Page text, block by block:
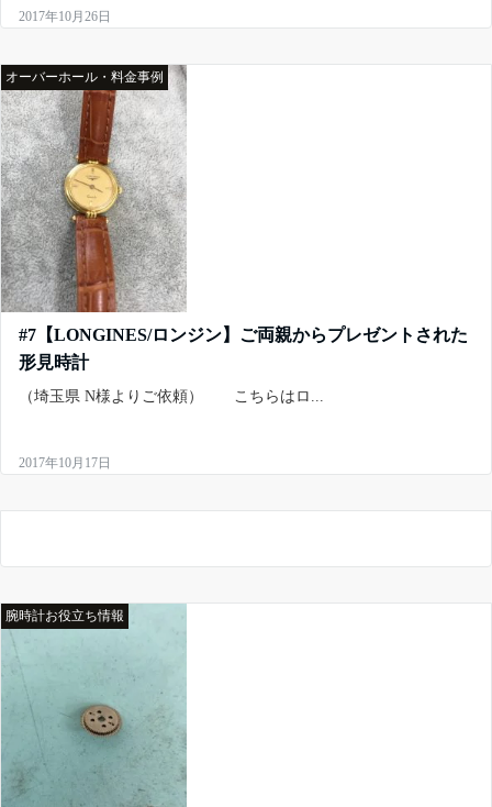
2017年10月26日
オーバーホール・料金事例
#7【LONGINES/ロンジン】ご両親からプレゼントされた
形見時計
（埼玉県 N様よりご依頼） こちらはロ...
2017年10月17日
腕時計お役立ち情報